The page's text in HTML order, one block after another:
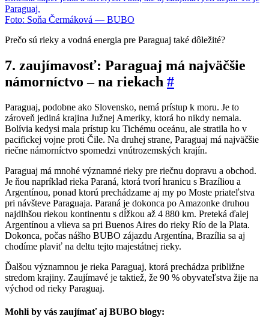
Paraguaj.
Foto: Soňa Čermáková — BUBO
Prečo sú rieky a vodná energia pre Paraguaj také dôležité?
7. zaujímavosť: Paraguaj má najväčšie
námorníctvo – na riekach #
Paraguaj, podobne ako Slovensko, nemá prístup k moru. Je to
zároveň jediná krajina Južnej Ameriky, ktorá ho nikdy nemala.
Bolívia kedysi mala prístup ku Tichému oceánu, ale stratila ho v
pacifickej vojne proti Čile. Na druhej strane, Paraguaj má najväčšie
riečne námorníctvo spomedzi vnútrozemských krajín.
Paraguaj má mnohé významné rieky pre riečnu dopravu a obchod.
Je ňou napríklad rieka Paraná, ktorá tvorí hranicu s Brazíliou a
Argentínou, ponad ktorú prechádzame aj my po Moste priateľstva
pri návšteve Paraguaja. Paraná je dokonca po Amazonke druhou
najdlhšou riekou kontinentu s dĺžkou až 4 880 km. Preteká ďalej
Argentínou a vlieva sa pri Buenos Aires do rieky Río de la Plata.
Dokonca, počas nášho BUBO zájazdu Argentína, Brazília sa aj
chodíme plaviť na deltu tejto majestátnej rieky.
Ďalšou významnou je rieka Paraguaj, ktorá prechádza približne
stredom krajiny. Zaujímavé je taktiež, že 90 % obyvateľstva žije na
východ od rieky Paraguaj.
Mohli by vás zaujímať aj BUBO blogy: